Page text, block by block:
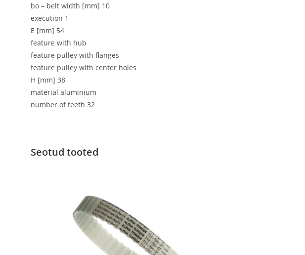
bo – belt width [mm] 10
execution 1
E [mm] 54
feature with hub
feature pulley with flanges
feature pulley with center holes
H [mm] 38
material aluminium
number of teeth 32
Seotud tooted